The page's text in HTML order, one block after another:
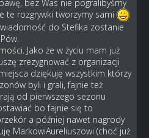
bez Was nie pogralibyśmy
te rozgrywki tworzymy sami
do Stefika zostanie
Jako że w życiu mam już
zrezygnować z organizacji
dziękuję wszystkim którzy
byli i grali, fajnie też
od pierwszego sezonu
bo fajnie się to
a później nawet nagrody
MarkowiAureliuszowi (choć już